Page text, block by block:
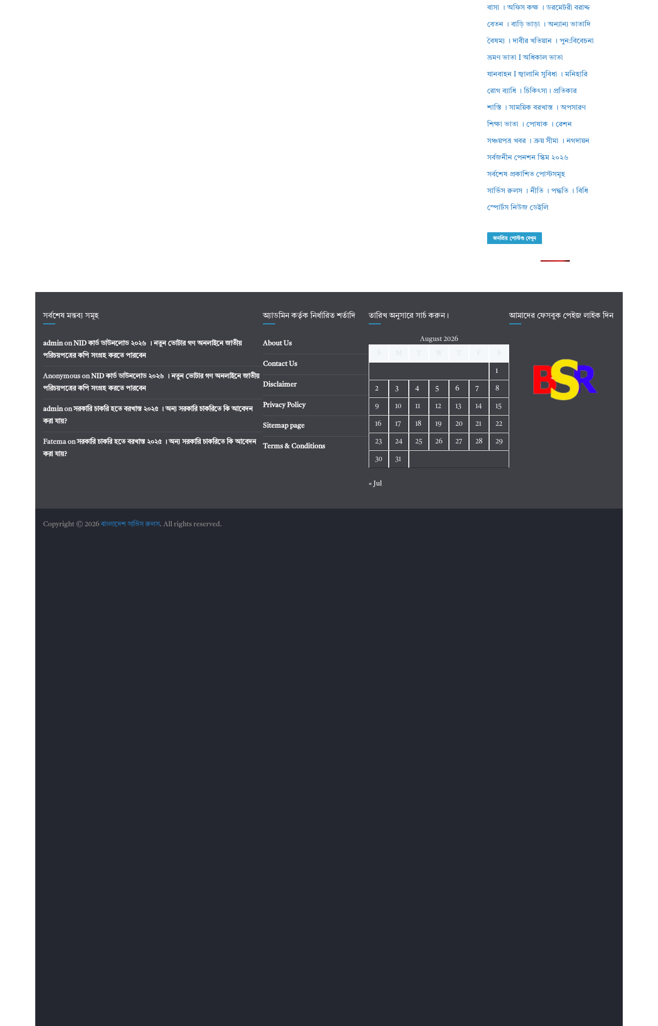
বাসা । অফিস কক্ষ । ডরমেটরী বরাদ্দ
বেতন । বাড়ি ভাড়া । অন্যান্য ভাতাদি
বৈষম্য । দাবীর খতিয়ান । পুন:বিবেচনা
ভ্রমণ ভাতা I অধিকাল ভাতা
যানবাহন I জ্বালানি সুবিধা । মনিহারি
রোগ ব্যাধি । চিকিৎসা। প্রতিকার
শাস্তি । সাময়িক বরখাস্ত । অপসারণ
শিক্ষা ভাতা । পোষাক । রেশন
সঞ্চয়পত্র খবর । ক্রয় সীমা । নগদায়ন
সর্বজনীন পেনশন স্কিম ২০২৬
সর্বশেষ প্রকাশিত পোস্টসমূহ
সার্ভিস রুলস । নীতি । পদ্ধতি । বিধি
স্পোর্টস নিউজ ডেইলি
জনপ্রিয় পোস্টগু দেখুন
সর্বশেষ মন্তব্য সমূহ
adminonNID কার্ড ডাউনলোড ২০২৬ । নতুন ভোটার গণ অনলাইনে জাতীয়
পরিচয়পত্রের কপি সংগ্রহ করতে পারবেন
Anonymous onNID কার্ড ডাউনলোড ২০২৬ । নতুন ভোটার গণ অনলাইনে জাতীয়
পরিচয়পত্রের কপি সংগ্রহ করতে পারবেন
adminonসরকারি চাকরি হতে বরখাস্ত ২০২৫ । অন্য সরকারি চাকরিতে কি আবেদন
করা যায়?
Fatemaonসরকারি চাকরি হতে বরখাস্ত ২০২৫ । অন্য সরকারি চাকরিতে কি আবেদন
করা যায়?
অ্যাডমিন কর্তৃক নির্ধারিত শর্তাদি
About Us
Contact Us
Disclaimer
Privacy Policy
Sitemap page
Terms & Conditions
তারিখ অনুসারে সার্চ করুন।
August 2026
1
2 3 4 5 6 7 8
9 10 11 12 13 14 15
16 17 18 19 20 21 22
23 24 25 26 27 28 29
30 31
« Jul
আমাদের ফেসবুক পেইজ লাইক দিন
Copyright © 2026বাংলাদেশ সার্ভিস রুলস. All rights reserved.